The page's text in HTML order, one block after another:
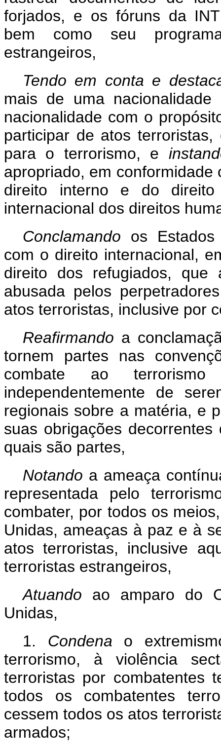
forjados, e os fóruns da
bem como seu
estrangeiros,
Tendo em conta e
mais de uma
nacionalidade com o
participar de atos
para o terrorismo, e
apropriado, em
direito interno e do direito
internacional dos direitos
Conclamando os
com o direito internacional,
direito dos refugiados,
abusada pelos
atos terroristas, inclusive por
Reafirmando a
tornem partes nas
combate ao
independentemente de
regionais sobre a matéria, e
suas obrigações
quais são partes,
Notando a ameaça
representada pelo
combater, por todos os
Unidas, ameaças à paz e à
atos terroristas, inclusive
terroristas estrangeiros,
Atuando ao amparo do
Unidas,
1. Condena o
terrorismo, à violência
terroristas por combatentes
todos os combatentes
cessem todos os atos
armados;